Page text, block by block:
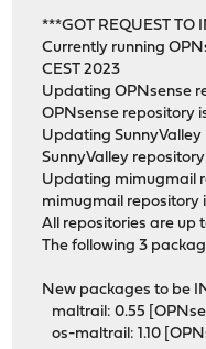
***GOT REQUEST TO
Currently running
CEST 2023
Updating OPNsense
OPNsense repository
Updating
SunnyValley
Updating mimugmail
mimugmail repository
All repositories are up
The following 3
New packages to be
maltrail: 0.55
os-maltrail: 1.10